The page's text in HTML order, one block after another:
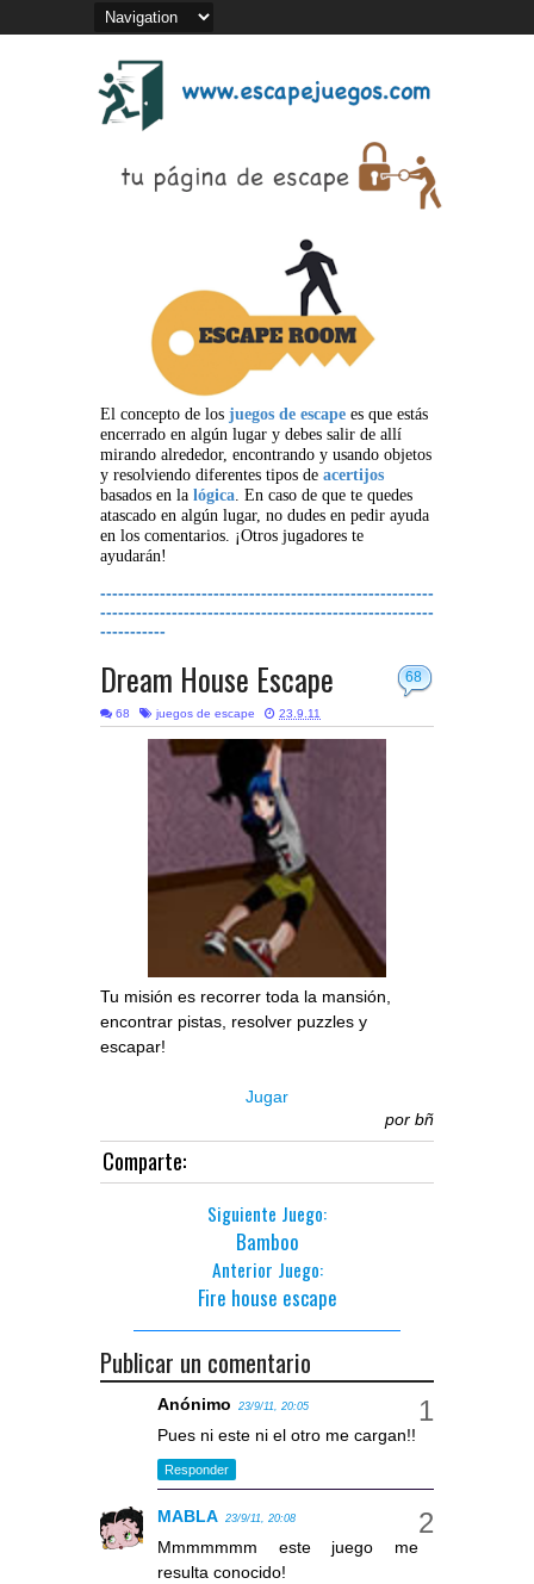
El concepto de los juegos de escape es que estás
encerrado en algún lugar y debes salir de allí
mirando alrededor, encontrando y usando objetos
y resolviendo diferentes tipos de acertijos
basados en la lógica. En caso de que te quedes
atascado en algún lugar, no dudes en pedir ayuda
en los comentarios. ¡Otros jugadores te
ayudarán!
--------------------------------------------------------
--------------------------------------------------------
-----------
68
Dream House Escape
68 juegos de escape 23.9.11
Tu misión es recorrer toda la mansión,
encontrar pistas, resolver puzzles y
escapar!
Jugar
por bñ
Comparte:
Siguiente Juego:
Bamboo
Anterior Juego:
Fire house escape
Publicar un comentario
Anónimo 23/9/11, 20:05
Pues ni este ni el otro me cargan!!
Responder
MABLA 23/9/11, 20:08
Mmmmmmm este juego me
resulta conocido!